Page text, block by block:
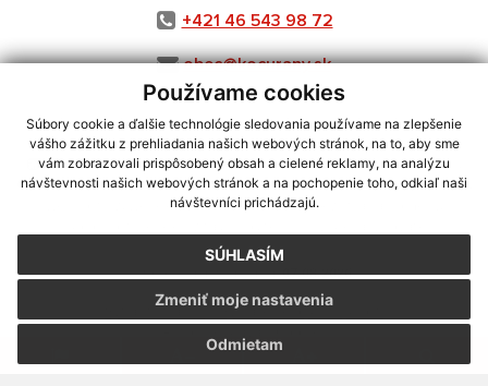
Používame cookies
Súbory cookie a ďalšie technológie sledovania používame na zlepšenie
vášho zážitku z prehliadania našich webových stránok, na to, aby sme
vám zobrazovali prispôsobený obsah a cielené reklamy, na analýzu
návštevnosti našich webových stránok a na pochopenie toho, odkiaľ naši
návštevníci prichádzajú.
SÚHLASÍM
Odmietam
Zmeniť moje nastavenia
+421 46 543 98 72
obec@kocurany.sk
využite možnosť získavania aktuálnych informácií s využitím RSS
CMS systém (redakčný) systém ECHELON 2,Mapa stránok,web portál
webex.digital, s.r.o.,domény,registrácia domény
Posledná aktualizácia:07.08.2026
Vytlačiť stránku|Vyhlásenie o prístupnosti